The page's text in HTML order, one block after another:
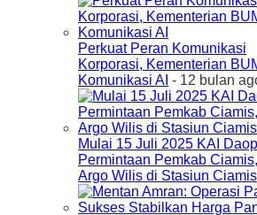
Perkuat Peran Komunikasi
Korporasi, Kementerian
Komunikasi AI - 12 bulan
Mulai 15 Juli 2025 KAI
Permintaan Pemkab
Argo Wilis di Stasiun Ciamis